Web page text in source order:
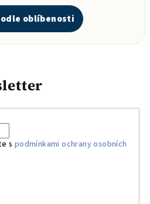
oblíbenosti
s podmínkami ochrany osobních